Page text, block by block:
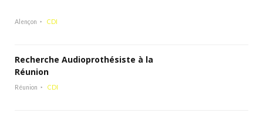
Alençon CDI
Recherche Audioprothésiste à la
Réunion
Réunion CDI